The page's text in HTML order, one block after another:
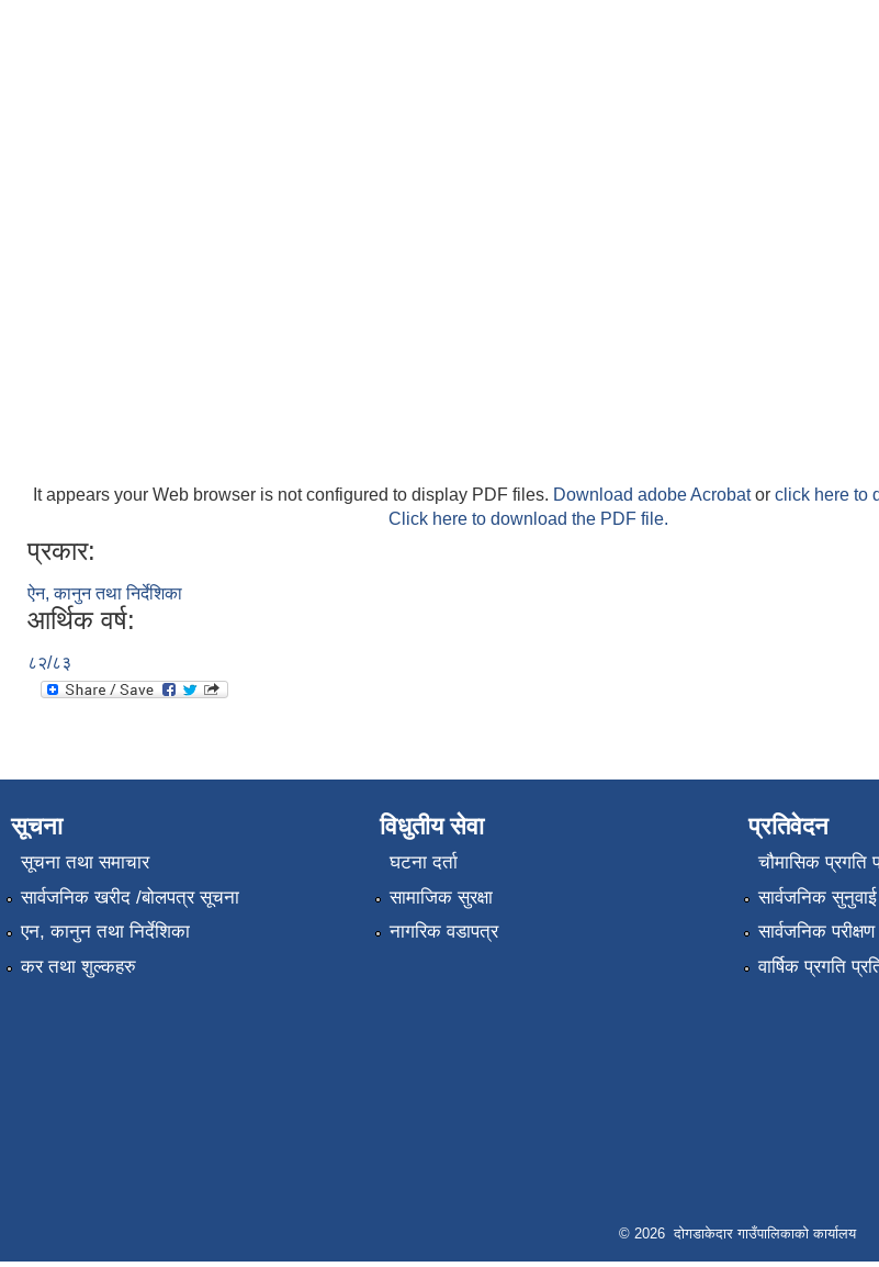
It appears your Web browser is not configured to display PDF files. Download adobe Acrobator click here to
Click here to download the PDF file.
प्रकार:
ऐन, कानुन तथा निर्देशिका
आर्थिक वर्ष:
८२/८३
सूचना
सूचना तथा समाचार
सार्वजनिक खरीद /बोलपत्र सूचना
एन, कानुन तथा निर्देशिका
कर तथा शुल्कहरु
विधुतीय सेवा
घटना दर्ता
सामाजिक सुरक्षा
नागरिक वडापत्र
प्रतिवेदन
चौमासिक प्रगति
सार्वजनिक सुनुवाई
सार्वजनिक परीक्षण
वार्षिक प्रगति
© 2026 दोगडाकेदार गाउँपालिकाको कार्यालय